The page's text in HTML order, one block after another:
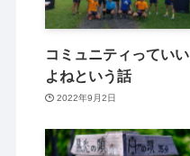
コミュニティっていい
よねという話
2022年9月2日